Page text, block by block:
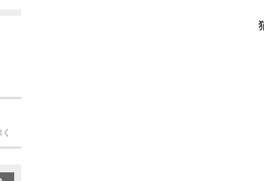
なお、今後の被害状況や交通規制などによ
お客さまにはご不便をおかけいたしますが
出荷センターも休業となりますため、休業